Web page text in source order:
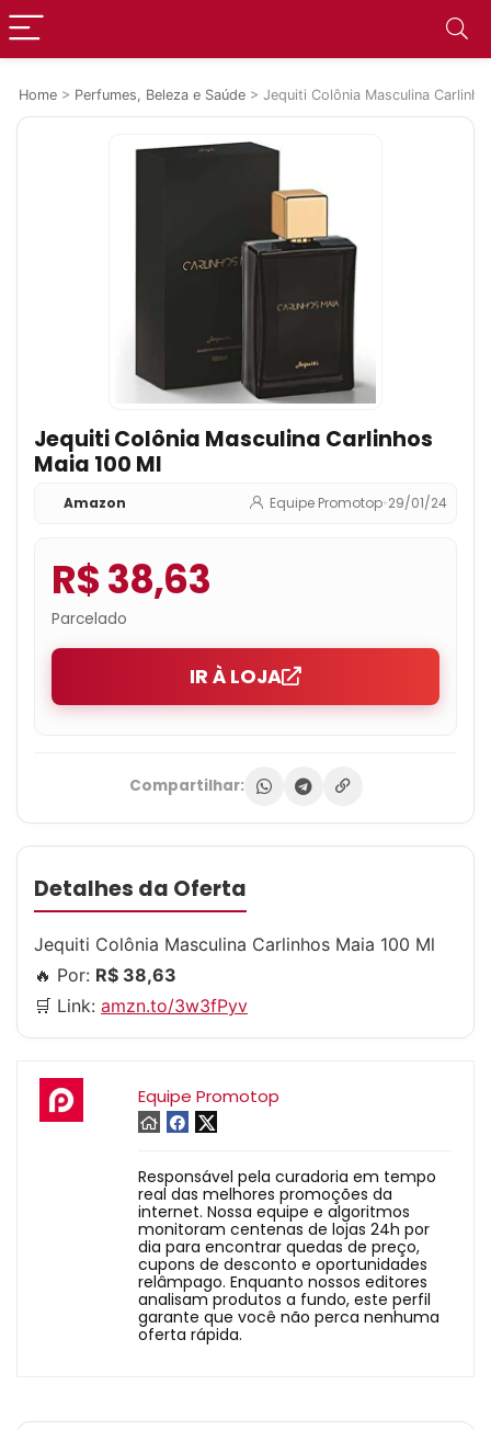
Home > Perfumes, Beleza e Saúde > Jequiti Colônia Masculina
Jequiti Colônia Masculina Carlinhos
Maia 100 Ml
Amazon Equipe Promotop•29/01/24
R$ 38,63
Parcelado
IR À LOJA
Compartilhar:
Detalhes da Oferta
Jequiti Colônia Masculina Carlinhos Maia 100 Ml
🔥 Por: R$ 38,63
🛒 Link: amzn.to/3w3fPyv
Equipe Promotop
Responsável pela curadoria em tempo
real das melhores promoções da
internet. Nossa equipe e algoritmos
monitoram centenas de lojas 24h por
dia para encontrar quedas de preço,
cupons de desconto e oportunidades
relâmpago. Enquanto nossos editores
analisam produtos a fundo, este perfil
garante que você não perca nenhuma
oferta rápida.